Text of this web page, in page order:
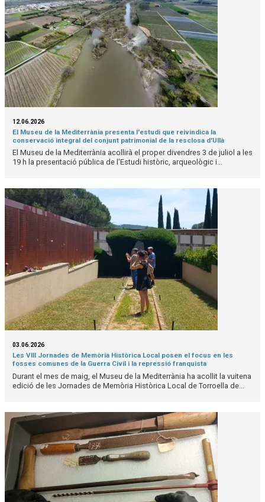
12.06.2026
El Museu de la Mediterrània presenta l'estudi que reivindica la
conservació integral del conjunt patrimonial de la resclosa d'Ullà
El Museu de la Mediterrània acollirà el proper divendres 3 de juliol a les
19 h la presentació pública de l'Estudi històric, arqueològic i...
03.06.2026
Les VIII Jornades de Memòria Històrica Local posen el focus en les
fosses comunes de la Guerra Civil i la repressió franquista
Durant el mes de maig, el Museu de la Mediterrània ha acollit la vuitena
edició de les Jornades de Memòria Històrica Local de Torroella de...